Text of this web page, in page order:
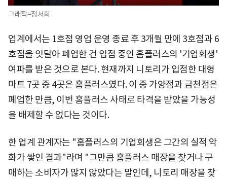
그래픽=정서희
업계에서는 1호점 영업 운영 종료 후 3개월 만에 3호점과 6
호점을 잇달아 폐업한 건 입점 중인 홈플러스의 '기업회생'
여파를 받은 것으로 본다. 현재까지 니토리가 입점한 대형
마트 7곳 중 4곳은 홈플러스였다. 이 중 가양점과 금천점은
폐업한 만큼, 이번 홈플러스 사태로 타격을 받았을 가능성
을 배제할 수 없다는 것이다.
한 업계 관계자는 "홈플러스의 기업회생은 그간의 실적 악
화가 쌓인 결과"라며 "그만큼 홈플러스 매장을 찾거나 구
매하는 소비자가 많지 않았다는 말인데, 니토리 매장을 찾